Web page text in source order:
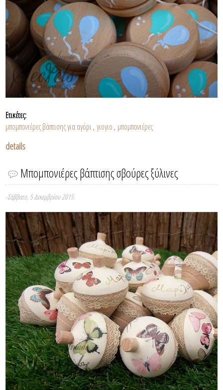
Ετικέτες:
μπομπονιέρες βάπτισης για αγόρι , γιογιο , μπομπονιέρες
details
Μπομπονιέρες βάπτισης σβούρες ξύλινες
-Σάββατο, 5 Δεκεμβρίου 2015